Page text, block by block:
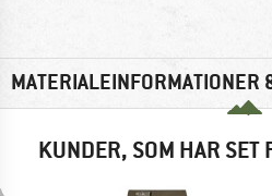
MATERIALEINFORMATIONER
KUNDER, SOM HAR SET